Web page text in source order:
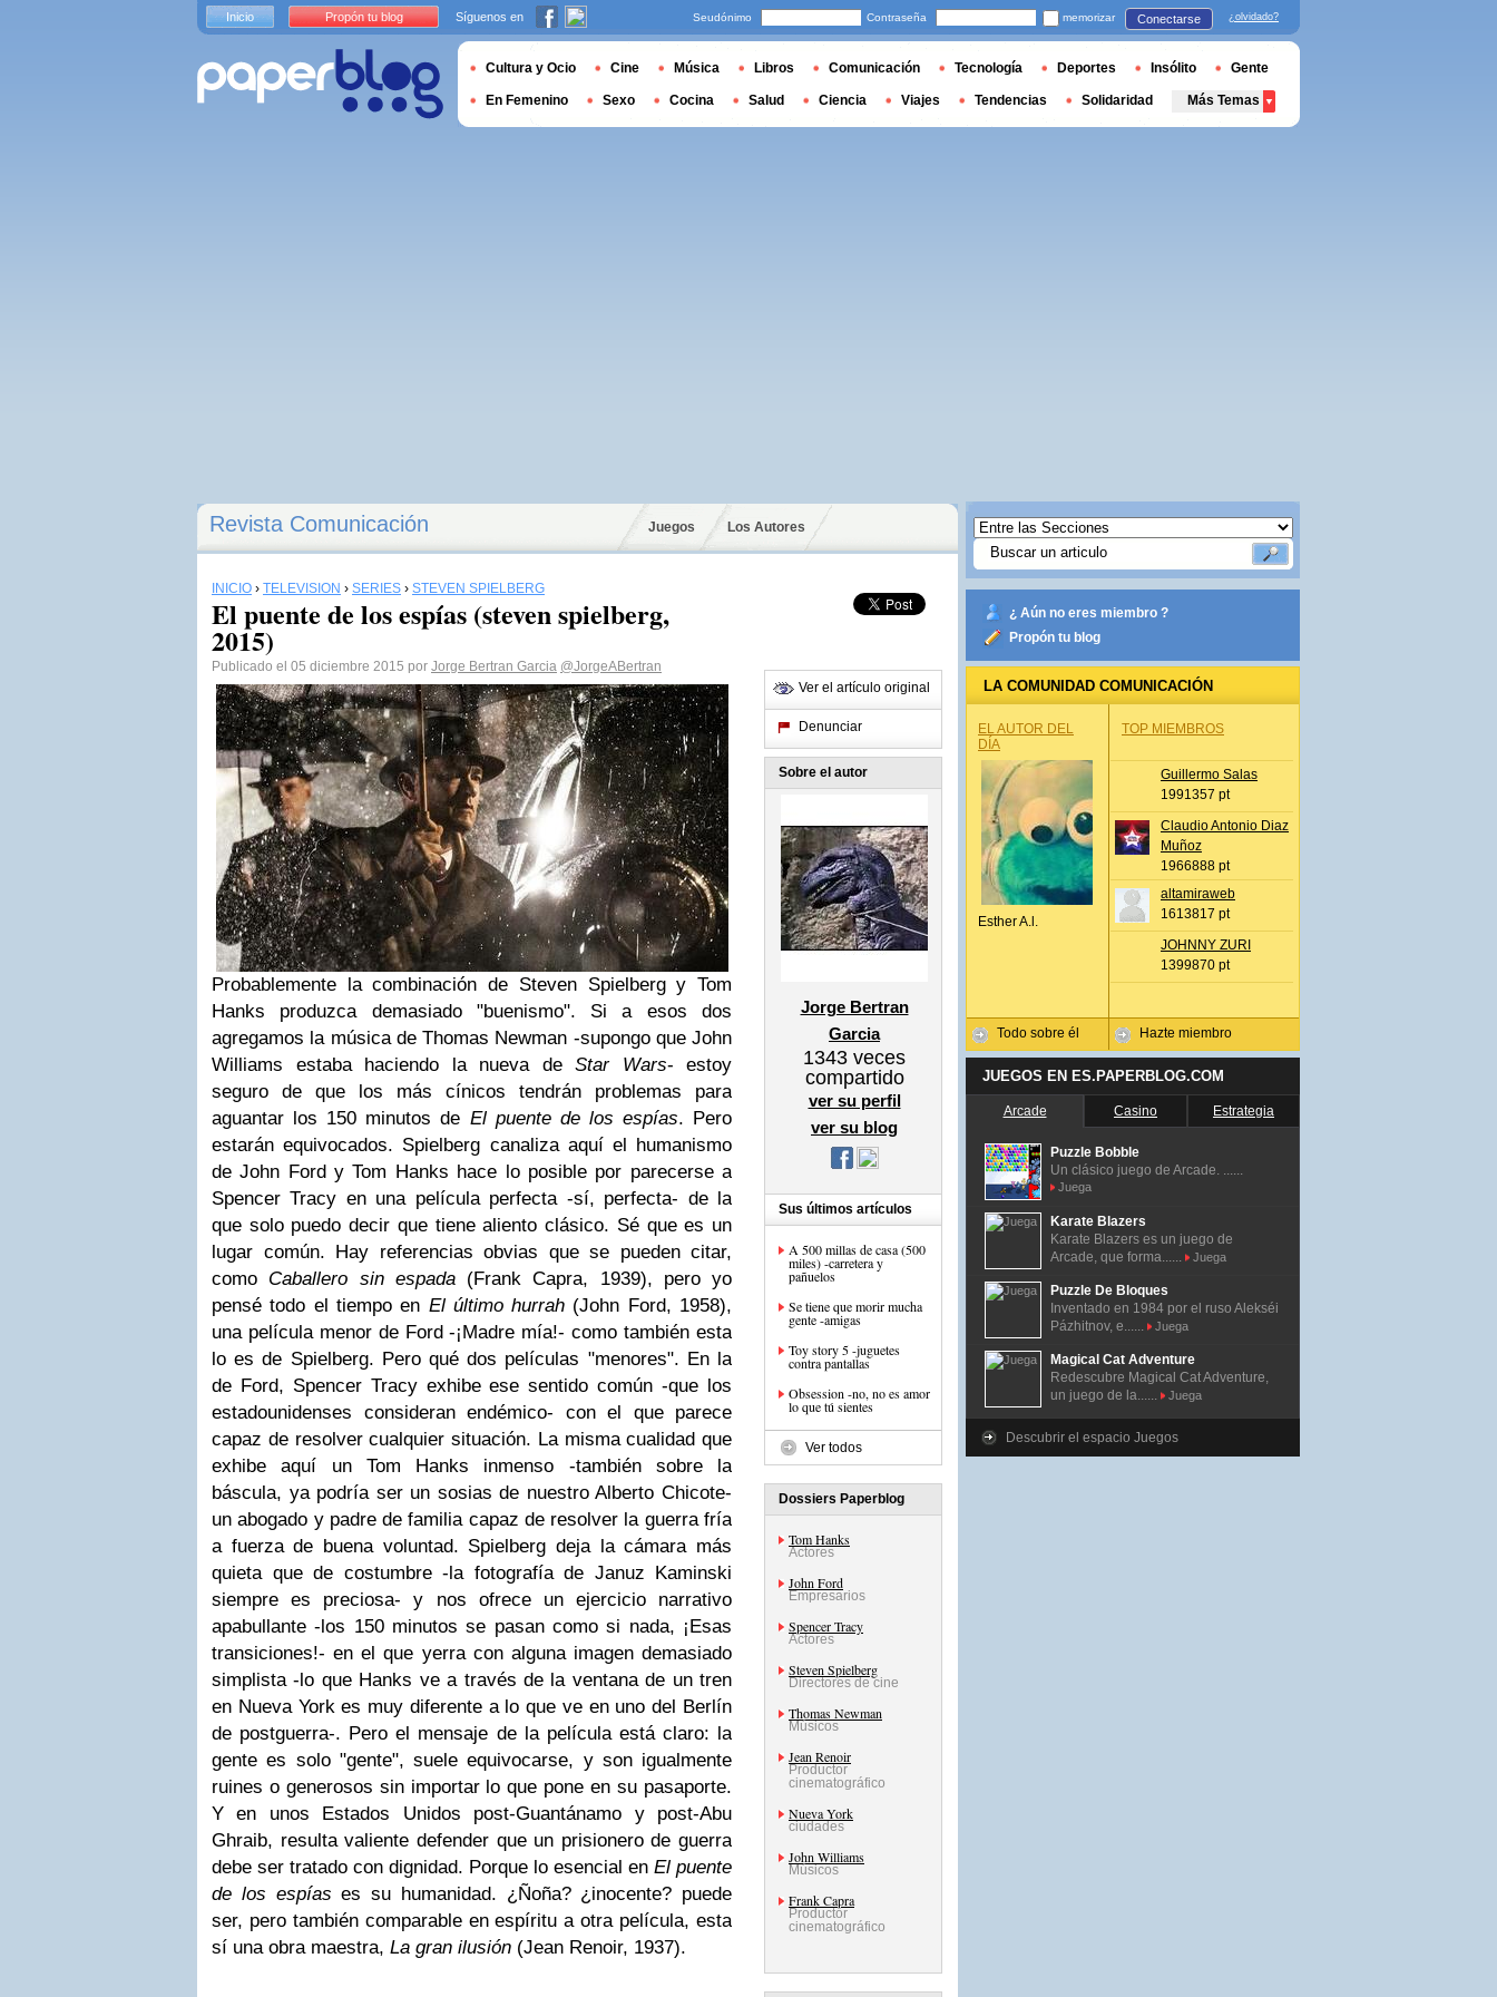
Revista Comunicación Juegos Los Autores
INICIO › TELEVISIÓN › SERIES › STEVEN SPIELBERG
El puente de los espías (steven spielberg,
2015)
Publicado el 05 diciembre 2015 por Jorge Bertran Garcia @JorgeABertran
Probablemente la combinación de Steven Spielberg y Tom
Hanks produzca demasiado "buenismo". Si a esos dos
agregamos la música de Thomas Newman -supongo que John
Williams estaba haciendo la nueva de Star Wars- estoy
seguro de que los más cínicos tendrán problemas para
aguantar los 150 minutos de El puente de los espías. Pero
estarán equivocados. Spielberg canaliza aquí el humanismo
de John Ford y Tom Hanks hace lo posible por parecerse a
Spencer Tracy en una película perfecta -sí, perfecta- de la
que solo puedo decir que tiene aliento clásico. Sé que es un
lugar común. Hay referencias obvias que se pueden citar,
como Caballero sin espada(Frank Capra, 1939), pero yo
pensé todo el tiempo en El último hurrah (John Ford, 1958),
una película menor de Ford -¡Madre mía!- como también esta
lo es de Spielberg. Pero qué dos películas "menores". En la
de Ford, Spencer Tracy exhibe ese sentido común -que los
estadounidenses consideran endémico- con el que parece
capaz de resolver cualquier situación. La misma cualidad que
exhibe aquí un Tom Hanks inmenso -también sobre la
báscula, ya podría ser un sosias de nuestro Alberto Chicote-
un abogado y padre de familia capaz de resolver la guerra fría
a fuerza de buena voluntad. Spielberg deja la cámara más
quieta que de costumbre -la fotografía de Januz Kaminski
siempre es preciosa- y nos ofrece un ejercicio narrativo
apabullante -los 150 minutos se pasan como si nada, ¡Esas
transiciones!- en el que yerra con alguna imagen demasiado
simplista -lo que Hanks ve a través de la ventana de un tren
en Nueva York es muy diferente a lo que ve en uno del Berlín
de postguerra-. Pero el mensaje de la película está claro: la
gente es solo "gente", suele equivocarse, y son igualmente
ruines o generosos sin importar lo que pone en su pasaporte.
Y en unos Estados Unidos post-Guantánamo y post-Abu
Ghraib, resulta valiente defender que un prisionero de guerra
debe ser tratado con dignidad. Porque lo esencial en El puente
de los espías es su humanidad. ¿Ñoña? ¿inocente? puede
ser, pero también comparable en espíritu a otra película, esta
sí una obra maestra, La gran ilusión (Jean Renoir, 1937).
Ver el artículo original
Denunciar
Sobre el autor
Jorge Bertran
Garcia
1343 veces
compartido
ver su perfil
ver su blog
Sus últimos artículos
A 500 millas de casa (500
miles) -carretera y
pañuelos
Se tiene que morir mucha
gente -amigas
Toy story 5 -juguetes
contra pantallas
Obsession -no, no es amor
lo que tú sientes
Ver todos
Dossiers Paperblog
Tom Hanks
Actores
John Ford
Empresarios
Spencer Tracy
Actores
Steven Spielberg
Directores de cine
Thomas Newman
Músicos
Jean Renoir
Productor
cinematográfico
Nueva York
ciudades
John Williams
Músicos
Frank Capra
Productor
cinematográfico
¿ Aún no eres miembro ?
Propón tu blog
LA COMUNIDAD COMUNICACIÓN
EL AUTOR DEL
DÍA
Esther A.l.
Todo sobre él
TOP MIEMBROS
Guillermo Salas
1991357 pt
Claudio Antonio Diaz
Muñoz
1966888 pt
altamiraweb
1613817 pt
JOHNNY ZURI
1399870 pt
Hazte miembro
JUEGOS EN ES.PAPERBLOG.COM
Arcade Casino Estrategia
Puzzle Bobble
Un clásico juego de Arcade. ......
Juega
Karate Blazers
Karate Blazers es un juego de
Arcade, que forma......
Juega
Puzzle De Bloques
Inventado en 1984 por el ruso Alekséi
Pázhitnov, e......
Juega
Magical Cat Adventure
Redescubre Magical Cat Adventure,
un juego de la......
Juega
Descubrir el espacio Juegos
Inicio Propón tu blog Síguenos en Seudónimo Contraseña memorizar Conectarse ¿olvidado?
Cultura y Ocio Cine Música Libros Comunicación Tecnología Deportes Insólito Gente
En Femenino Sexo Cocina Salud Ciencia Viajes Tendencias Solidaridad Más Temas